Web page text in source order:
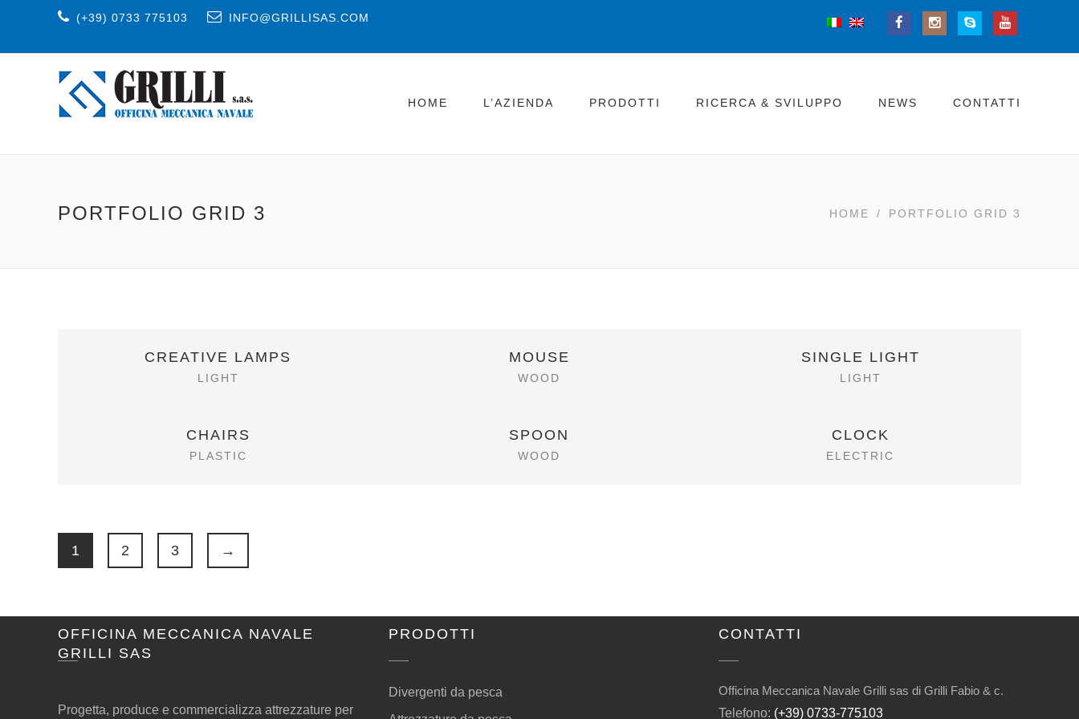
(+39) 0733 775103 INFO@GRILLISAS.COM
HOME L’AZIENDA PRODOTTI RICERCA & SVILUPPO NEWS CONTATTI
PORTFOLIO GRID 3 HOME / PORTFOLIO GRID 3
CREATIVE LAMPS
LIGHT
MOUSE
WOOD
SINGLE LIGHT
LIGHT
CHAIRS
PLASTIC
SPOON
WOOD
CLOCK
ELECTRIC
1 2 3 →
OFFICINA MECCANICA NAVALE
GRILLI SAS
Progetta, produce e commercializza attrezzature per
PRODOTTI
Divergenti da pesca
CONTATTI
Officina Meccanica Navale Grilli sas di Grilli Fabio & c.
Telefono: (+39) 0733-775103